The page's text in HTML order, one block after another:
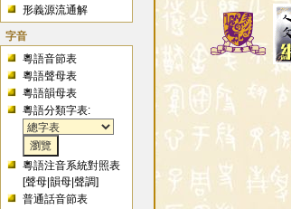
形義源流通解
字音
粵語音節表
粵語聲母表
粵語韻母表
粵語分類字表:
粵語注音系統對照表
[聲母 |韻母 |聲調]
普通話音節表